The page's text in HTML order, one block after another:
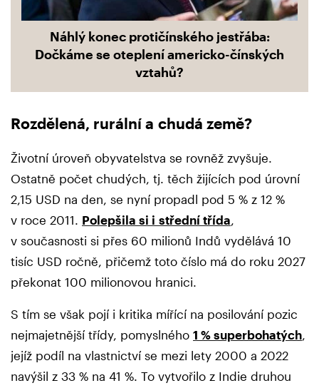
Náhlý konec protičínského jestřába:
Dočkáme se oteplení americko-čínských
vztahů?
Rozdělená, rurální a chudá země?
Životní úroveň obyvatelstva se rovněž zvyšuje.
Ostatně počet chudých, tj. těch žijících pod úrovní
2,15 USD na den, se nyní propadl pod 5 % z 12 %
v roce 2011. Polepšila si i střední třída
v současnosti si přes 60 milionů Indů vydělává 10
tisíc USD ročně, přičemž toto číslo má do roku 2027
překonat 100 milionovou hranici.
S tím se však pojí i kritika mířící na posilování pozic
nejmajetnější třídy, pomyslného 1 % superbohatých
jejíž podíl na vlastnictví se mezi lety 2000 a 2022
navýšil z 33 % na 41 %. To vytvořilo z Indie druhou